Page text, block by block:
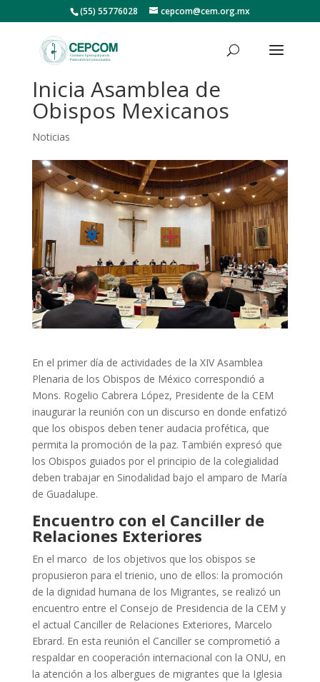
(55) 55776028 cepcom@cem.org.mx
Inicia Asamblea de
Obispos Mexicanos
Noticias
En el primer día de actividades de la XIV Asamblea
Plenaria de los Obispos de México correspondió a
Mons. Rogelio Cabrera López, Presidente de la CEM
inaugurar la reunión con un discurso en donde enfatizó
que los obispos deben tener audacia profética, que
permita la promoción de la paz. También expresó que
los Obispos guiados por el principio de la colegialidad
deben trabajar en Sinodalidad bajo el amparo de María
de Guadalupe.
Encuentro con el Canciller de
Relaciones Exteriores
En el marco de los objetivos que los obispos se
propusieron para el trienio, uno de ellos: la promoción
de la dignidad humana de los Migrantes, se realizó un
encuentro entre el Consejo de Presidencia de la CEM y
el actual Canciller de Relaciones Exteriores, Marcelo
Ebrard. En esta reunión el Canciller se comprometió a
respaldar en cooperación internacional con la ONU, en
la atención a los albergues de migrantes que la Iglesia